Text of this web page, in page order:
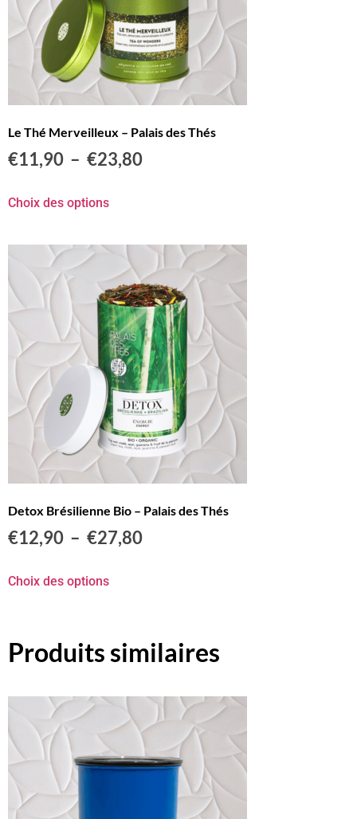
Le Thé Merveilleux – Palais des Thés
€11,90 – €23,80
Choix des options
Detox Brésilienne Bio – Palais des Thés
€12,90 – €27,80
Choix des options
Produits similaires